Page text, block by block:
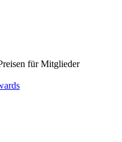
für Mitglieder